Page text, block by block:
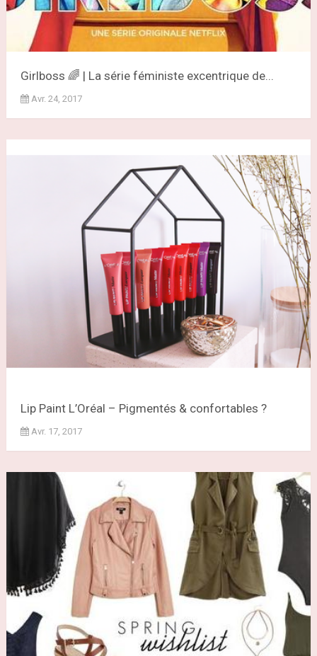
Girlboss 🌈 | La série féministe excentrique de...
Avr. 24, 2017
Lip Paint L’Oréal – Pigmentés & confortables ?
Avr. 17, 2017